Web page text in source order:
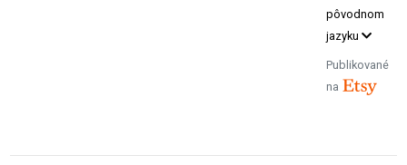
pôvodnom
jazyku
Publikované
na